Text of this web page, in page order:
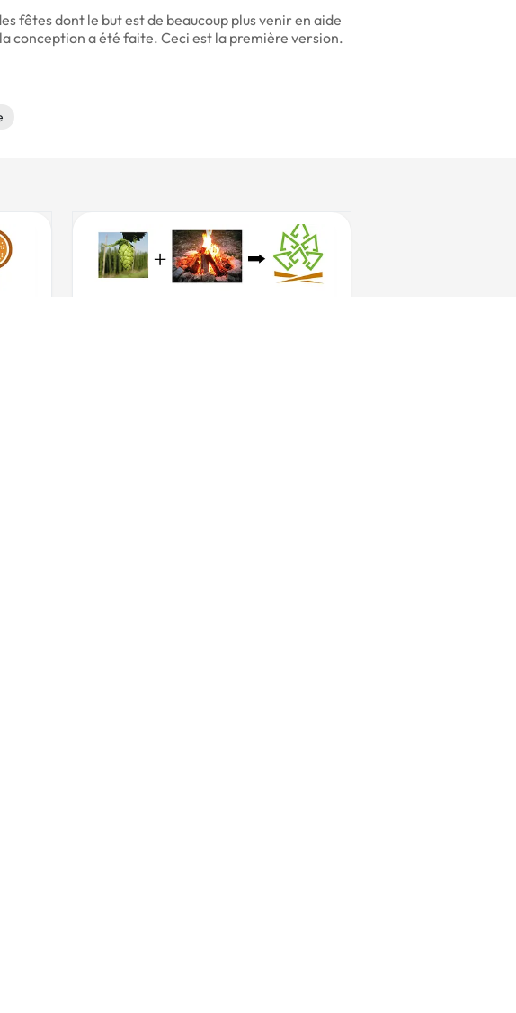
fêtes dont le but est de beaucoup plus venir en aide
conception a été faite. Ceci est la première version.